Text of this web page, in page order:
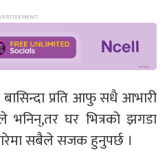
प्रति आफु सधै आभारी
घर भित्रको झगडा
सबैले सजक हुनुपर्छ ।